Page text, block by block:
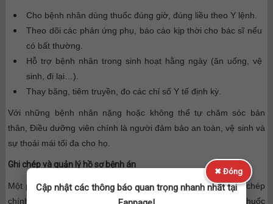
Cho bệnh nhân dùng thuốc đúng giờ, đúng liều theo Y lệnh.
Theo dõi các phản ứng phụ, báo cáo kịp thời cho bác sĩ nếu
có bất thường.
Hỗ trợ bệnh nhân trong sinh hoạt hằng ngày (ăn uống, vệ
sinh, đi lại…).
Thay băng, tiêm truyền, đo các chỉ số Y tế định kỳ.
Với những bệnh nhân nặng hoặc không thể tự chăm sóc bản
thân, Điều dưỡng viên chính là người đảm bảo an toàn, vệ sinh và
sự thoải mái tối đa cho họ.
Ghi chép và quản lý hồ sơ bệnh án
Một phần quan trọng trong công việc của Điều dưỡng là ghi chép
chính xác, trung thực các thông tin về tình trạng sức khỏe, thuốc
✖ Đóng
Cập nhật các thông báo quan trọng nhanh nhất tại